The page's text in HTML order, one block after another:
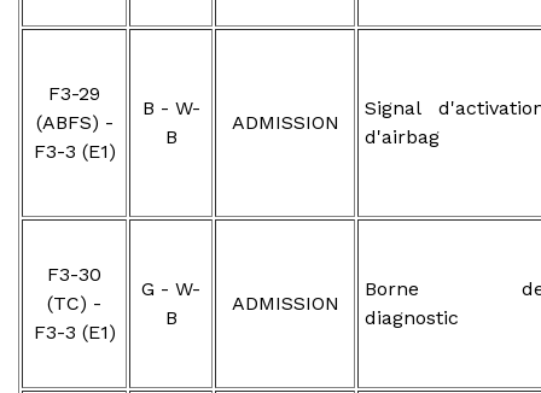
F3-29
(ABFS) -
F3-3 (E1)
B - W-
B
ADMISSION
Signal
d'airbag
F3-30
(TC) -
F3-3 (E1)
G - W-
B
ADMISSION
Borne
diagnostic